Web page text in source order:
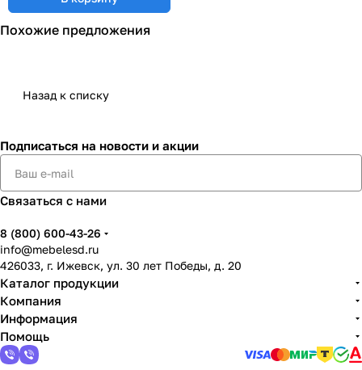
Похожие предложения
Назад к списку
Подписаться на новости и акции
Связаться с нами
8 (800) 600-43-26
info@mebelesd.ru
426033, г. Ижевск, ул. 30 лет Победы, д. 20
Каталог продукции
Компания
Информация
Помощь